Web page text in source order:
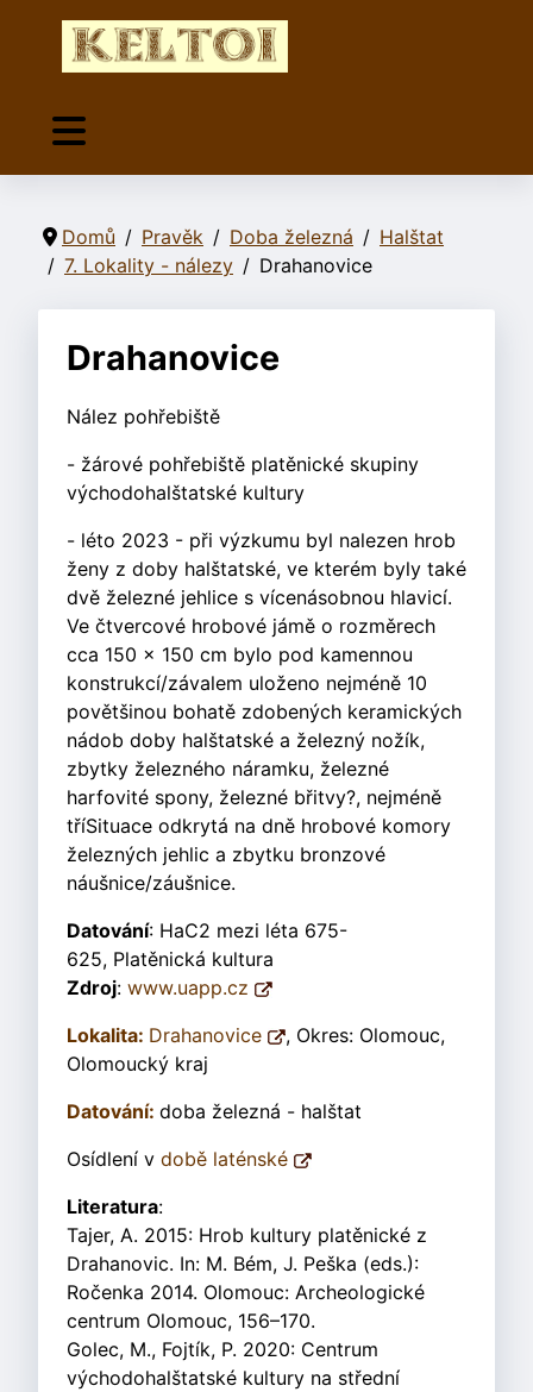
Domů Pravěk Doba železná
Halštat
7. Lokality - nálezy
Drahanovice
Drahanovice
Nález pohřebiště
- žárové pohřebiště platěnické skupiny
východohalštatské kultury
- léto 2023 - při výzkumu byl nalezen hrob
ženy z doby halštatské, ve kterém byly také
dvě železné jehlice s vícenásobnou hlavicí.
Ve čtvercové hrobové jámě o rozměrech
cca 150 x 150 cm bylo pod kamennou
konstrukcí/závalem uloženo nejméně 10
povětšinou bohatě zdobených keramických
nádob doby halštatské a železný nožík,
zbytky železného náramku, železné
harfovité spony, železné břitvy?, nejméně
tříSituace odkrytá na dně hrobové komory
železných jehlic a zbytku bronzové
náušnice/záušnice.
Datování: HaC2 mezi léta 675-
625, Platěnická kultura
Zdroj: www.uapp.cz
Lokalita: Drahanovice
, Okres: Olomouc,
Olomoucký kraj
Datování: doba železná - halštat
Osídlení v době laténské
Literatura:
Tajer, A. 2015: Hrob kultury platěnické z
Drahanovic. In: M. Bém, J. Peška (eds.):
Ročenka 2014. Olomouc: Archeologické
centrum Olomouc, 156–170.
Golec, M., Fojtík, P. 2020: Centrum
východohalštatské kultury na střední